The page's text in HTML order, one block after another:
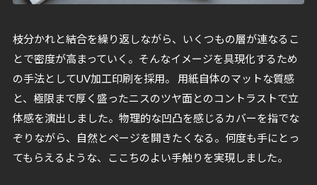
枝分かれと結合を繰り返しながら、いくつもの層が連なるこ
とで密度が高まっていく。そんなイメージを具現化するため
の手法としてUV加工印刷を採用。 用紙自体のマットな質感
と、極限まで厚く盛ったニスのツヤ面とのコントラストで立
体感を演出しました。物理的な凹凸を感じるカバーを指でな
ぞりながら、自然とページを開きたくなる。何度も手にとっ
てもらえるような、ここちのよい手触りを実現しました。